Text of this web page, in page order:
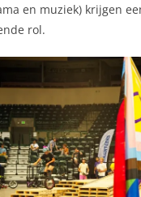
en muziek) krijgen
rol.